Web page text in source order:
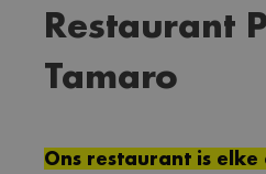
Restaurant
Tamaro
Ons restaurant is